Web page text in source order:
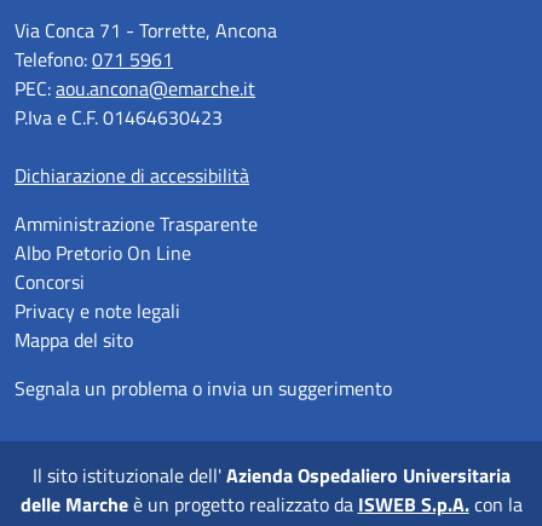
Via Conca 71 - Torrette, Ancona
Telefono:071 5961
PEC:aou.ancona@emarche.it
P.Iva e C.F. 01464630423
Dichiarazione di accessibilità
Amministrazione Trasparente
Albo Pretorio On Line
Concorsi
Privacy e note legali
Mappa del sito
Segnala un problema o invia un suggerimento
Il sito istituzionale dell'Azienda Ospedaliero Universitaria
delle Marcheè un progetto realizzato da ISWEB S.p.A.con la